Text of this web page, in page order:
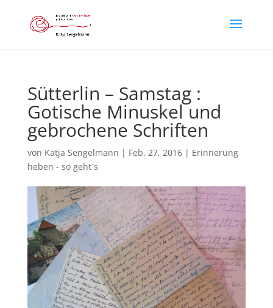
Sütterlin – Samstag :
Gotische Minuskel und
gebrochene Schriften
von Katja Sengelmann | Feb. 27, 2016| Erinnerung
heben - so geht´s